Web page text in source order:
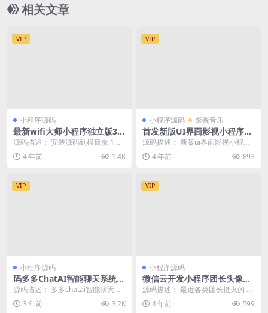
相关文章
VIP
小程序源码
最新wifi大师小程序独立版3.
0.8
源码描述： 安装源码到根目录 1、
网站运行目录public 2、PHP7.2，
开...4 年前 1.4K
VIP
小程序源码 影视音乐
首发新版UI界面影视小程序亲
测无问题源码和教程
源码描述： 新版ui界面影视小程序
亲测无问题带详细搭建教程 环境ph
p7.0 &...
4 年前 893
VIP
小程序源码
码多多ChatAI智能聊天系统-P
HP源码版V2.5.0+开源端
源码描述： 多多chatai智能聊天系
统PHP源码版，基于前后端分离架
构以及Vu...
3 年前 3.2K
VIP
小程序源码
微信云开发小程序团长头像制
作小程序源码_支持流量主
源码描述： 最近各类团长挺火的 然
后就诞生了这款团长头像制作器 支
持流量主模式 ...
4 年前 599